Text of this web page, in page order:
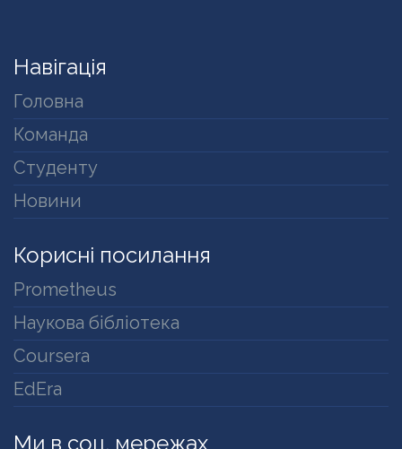
Навігація
Головна
Команда
Студенту
Новини
Корисні посилання
Prometheus
Наукова бібліотека
Coursera
EdEra
Ми в соц. мережах